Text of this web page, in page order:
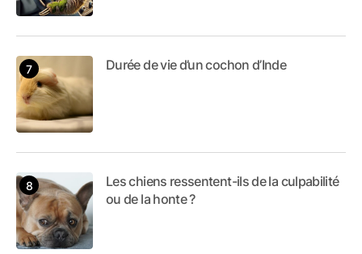
Durée de vie d’un cochon d’Inde
Les chiens ressentent-ils de la culpabilité
ou de la honte ?